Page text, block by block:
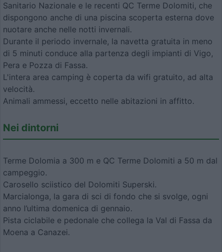
Sanitario Nazionale e le recenti QC Terme Dolomiti, che
dispongono anche di una piscina scoperta esterna dove
nuotare anche nelle notti invernali.
Durante il periodo invernale, la navetta gratuita in meno
di 5 minuti conduce alla partenza degli impianti di Vigo,
Pera e Pozza di Fassa.
L'intera area camping è coperta da wifi gratuito, ad alta
velocità.
Animali ammessi, eccetto nelle abitazioni in affitto.
Nei dintorni
Terme Dolomia a 300 m e QC Terme Dolomiti a 50 m dal
campeggio.
Carosello sciistico del Dolomiti Superski.
Marcialonga, la gara di sci di fondo che si svolge, ogni
anno l’ultima domenica di gennaio.
Pista ciclabile e pedonale che collega la Val di Fassa da
Moena a Canazei.